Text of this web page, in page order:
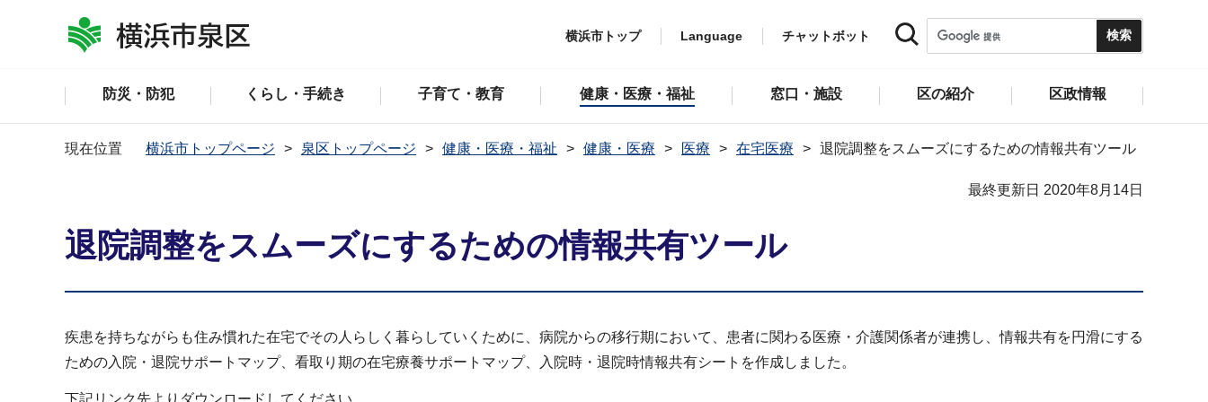
横浜市トップ Language チャットボット
防災・防犯 くらし・手続き 子育て・教育 健康・医療・福祉 窓口・施設 区の紹介 区政情報
現在位置 横浜市トップページ 泉区トップページ 健康・医療・福祉 健康・医療 医療 在宅医療 退院調整をスムーズにするための情報共有ツール
最終更新日 2020年8月14日
退院調整をスムーズにするための情報共有ツール
疾患を持ちながらも住み慣れた在宅でその人らしく暮らしていくために、病院からの移行期において、患者に関わる医療・介護関係者が連携し、情報共有を円滑にする
ための入院・退院サポートマップ、看取り期の在宅療養サポートマップ、入院時・退院時情報共有シートを作成しました。
下記リンク先よりダウンロードしてください。